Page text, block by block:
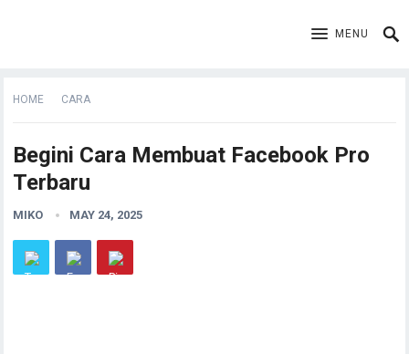
MENU
HOME CARA
Begini Cara Membuat Facebook Pro
Terbaru
MIKO MAY 24, 2025